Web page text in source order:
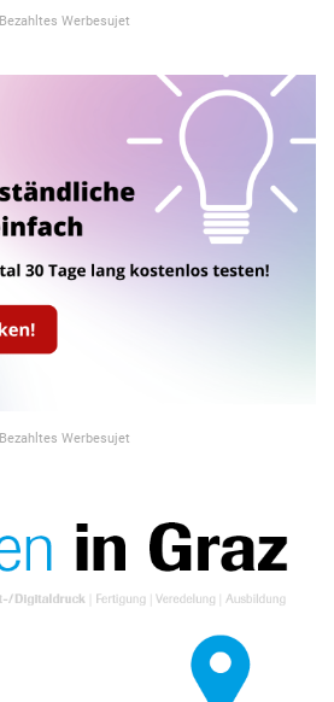
Bezahltes Werbesujet
Bezahltes Werbesujet